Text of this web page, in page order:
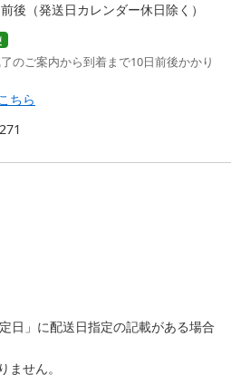
後（発送日カレンダー休日除く）
のご案内から到着まで10日前後かかり
ちら
日」に配送日指定の記載がある場合
せん。